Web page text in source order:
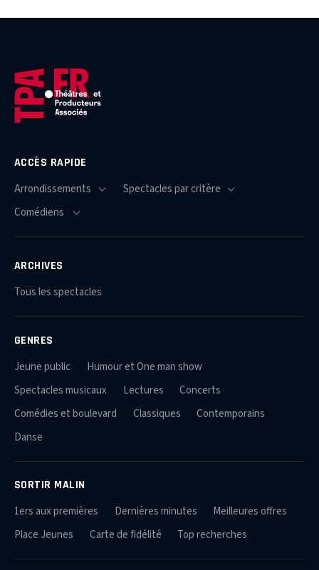
ACCÈS RAPIDE
ARCHIVES
Tous les spectacles
GENRES
Jeune public
Humour et One man show
Spectacles musicaux
Lectures
Concerts
Comédies et boulevard
Classiques
Contemporains
Danse
SORTIR MALIN
1ers aux premières Dernières minutes
Meilleures offres
Place Jeunes
Carte de fidélité Top recherches